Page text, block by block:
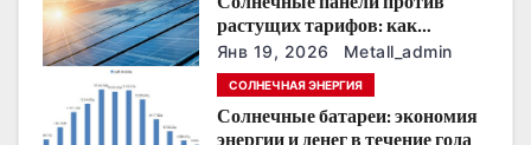
о
а
растущих тарифов: как
сохранить
энергонезависимость в
ближайшие годы
Янв 19, 2026 Metall_admin
СОЛНЕЧНАЯ ЭНЕРГИЯ
Солнечные батареи: экономия
энергии и денег в течение года